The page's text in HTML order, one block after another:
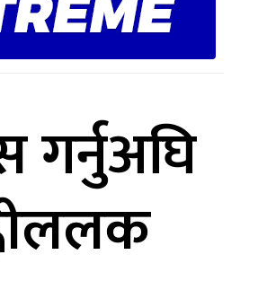
गर्नुअघि